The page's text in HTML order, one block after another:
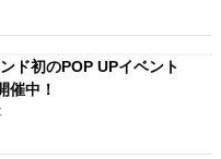
初のPOP UPイベント
催中！